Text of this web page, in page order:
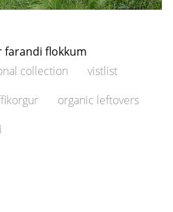
flokkum
collection
vistlist
organic leftovers